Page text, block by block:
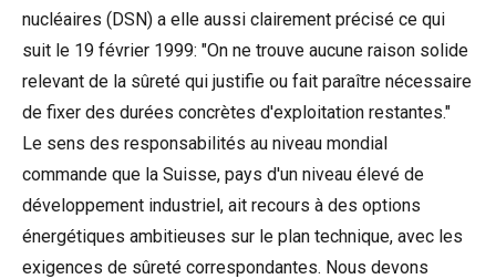
nucléaires (DSN) a elle aussi clairement précisé ce qui
suit le 19 février 1999: "On ne trouve aucune raison solide
relevant de la sûreté qui justifie ou fait paraître nécessaire
de fixer des durées concrètes d'exploitation restantes."
Le sens des responsabilités au niveau mondial
commande que la Suisse, pays d'un niveau élevé de
développement industriel, ait recours à des options
énergétiques ambitieuses sur le plan technique, avec les
exigences de sûreté correspondantes. Nous devons